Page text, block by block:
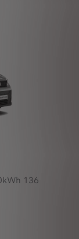
136
Renting